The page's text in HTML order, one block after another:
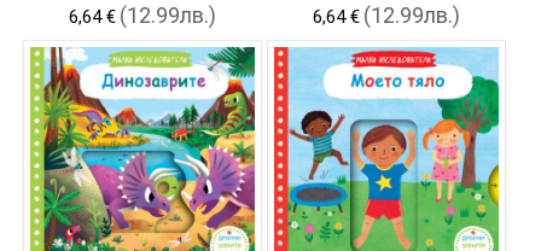
6,64 € (12.99лв.) 6,64 € (12.99лв.)